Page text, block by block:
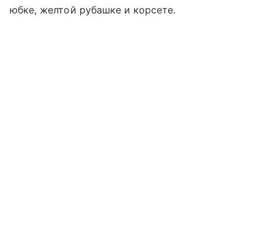
юбке, желтой рубашке и корсете.